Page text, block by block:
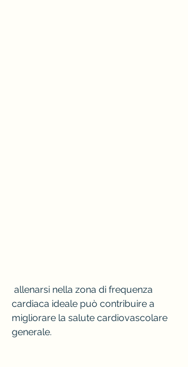
cardiaca ideale può contribuire a
migliorare la salute cardiovascolare
generale.